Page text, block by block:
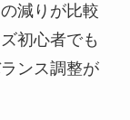
減りが比較
初心者でも
ンス調整が